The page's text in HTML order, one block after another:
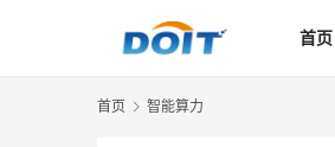
首页
首页 智能算力